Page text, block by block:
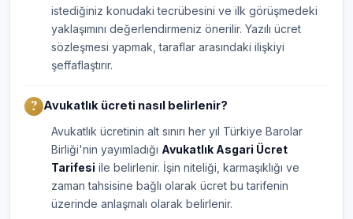
istediğiniz konudaki tecrübesini ve ilk görüşmedeki
yaklaşımını değerlendirmeniz önerilir. Yazılı ücret
sözleşmesi yapmak, taraflar arasındaki ilişkiyi
şeffaflaştırır.
Avukatlık ücreti nasıl belirlenir?
Avukatlık ücretinin alt sınırı her yıl Türkiye Barolar
Birliği'nin yayımladığı Avukatlık Asgari Ücret
Tarifesi ile belirlenir. İşin niteliği, karmaşıklığı ve
zaman tahsisine bağlı olarak ücret bu tarifenin
üzerinde anlaşmalı olarak belirlenir.